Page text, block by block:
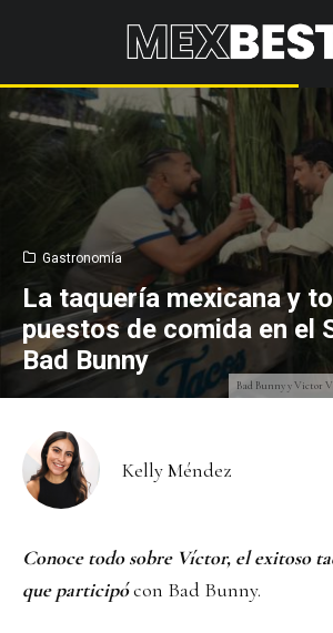
Bad Bunny y Victor
Gastronomía
La taquería mexicana y
puestos de comida en el
Bad Bunny
Kelly Méndez
Conoce todo sobre Víctor, el exitoso
que participócon Bad Bunny.